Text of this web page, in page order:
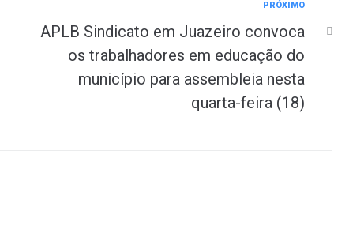
PRÓXIMO
APLB Sindicato em Juazeiro convoca
os trabalhadores em educação do
município para assembleia nesta
quarta-feira (18)